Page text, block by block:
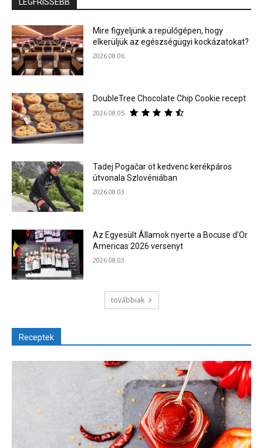
Mire figyeljünk a repülőgépen, hogy
elkerüljük az egészségügyi kockázatokat?
2026.08.06.
DoubleTree Chocolate Chip Cookie recept
2026.08.05.
Tadej Pogačar öt kedvenc kerékpáros
útvonala Szlovéniában
2026.08.03.
Az Egyesült Államok nyerte a Bocuse d’Or
Americas 2026 versenyt
2026.08.03.
továbbiak
Receptek